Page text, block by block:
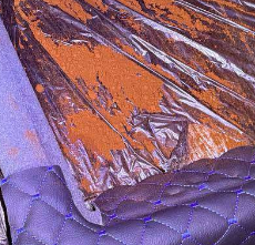
Доналд
са ни
СВЕТЪТ
Украинският
началото на
срещу
РУСИЯ И